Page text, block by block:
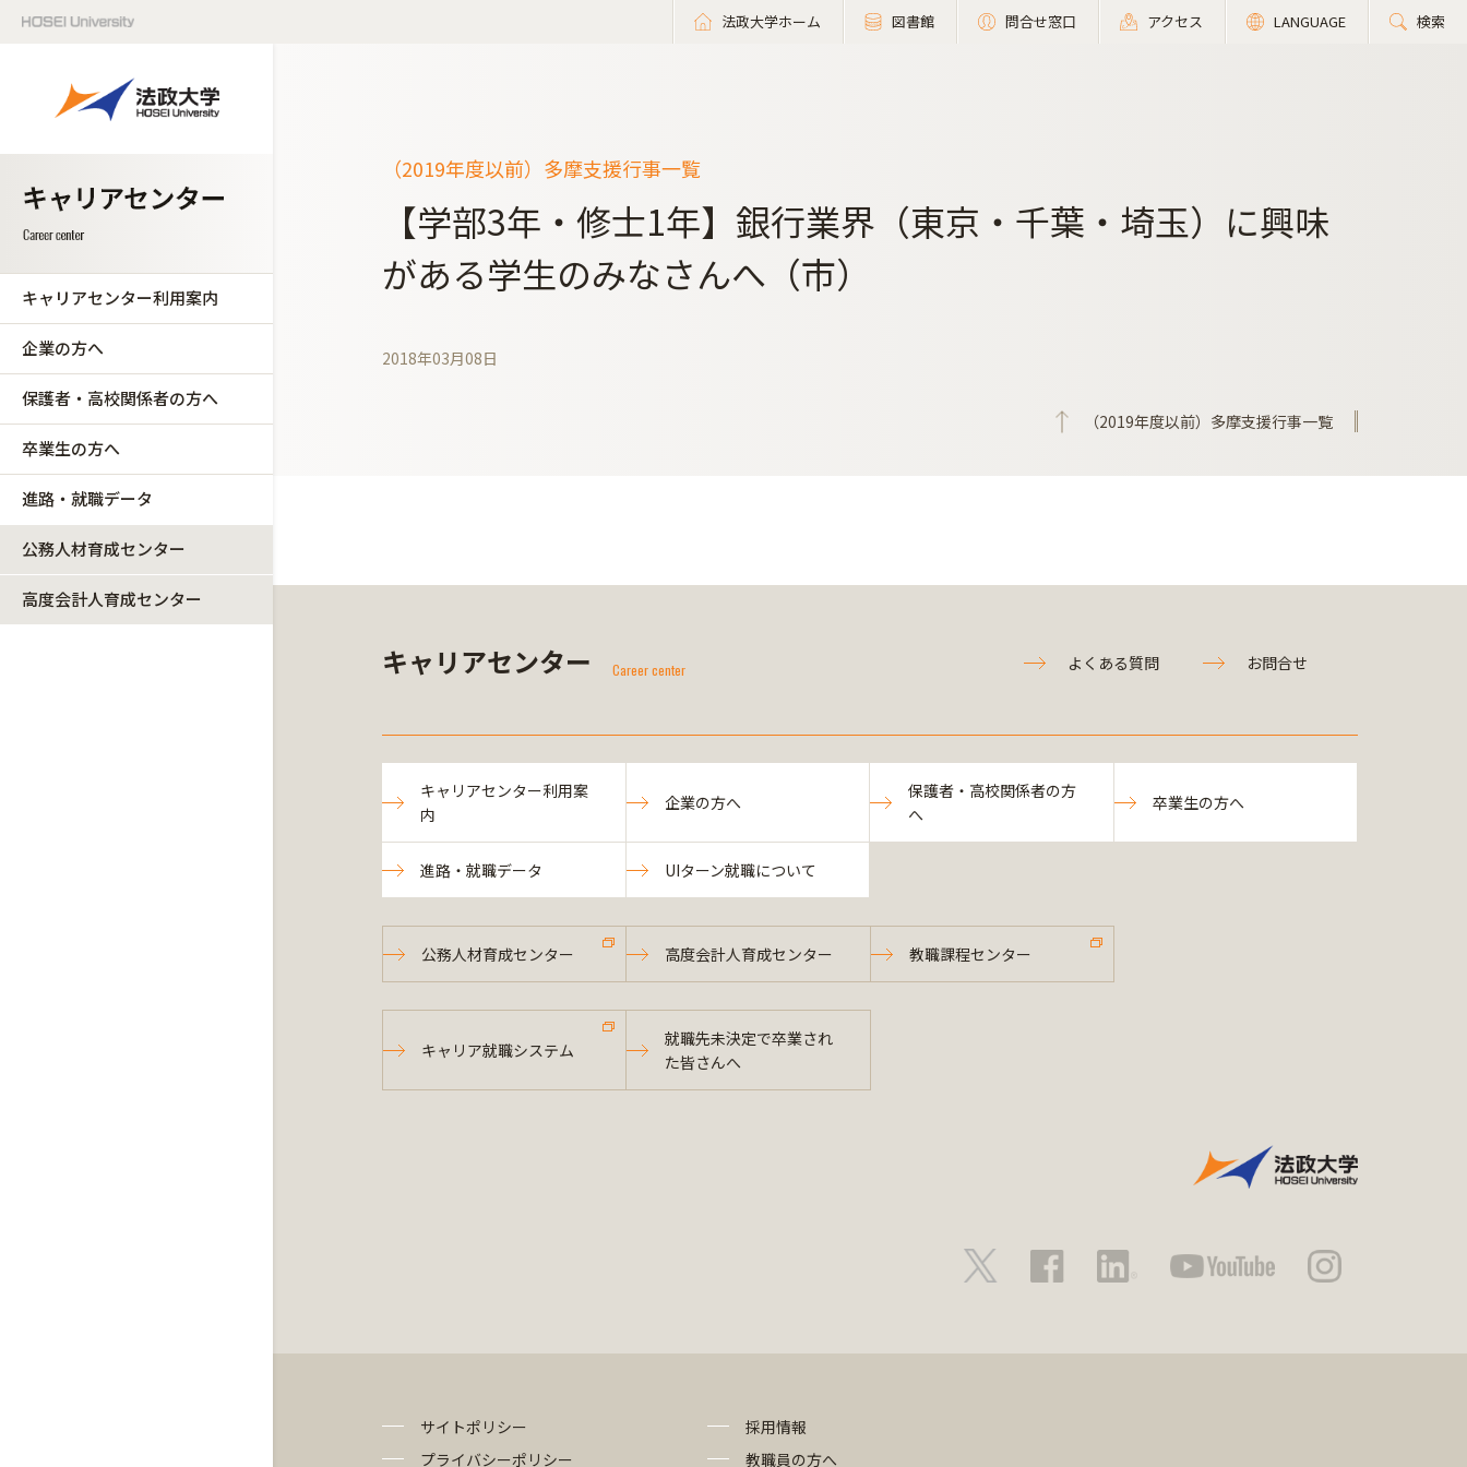
法政大学ホーム 図書館 問合せ窓口 アクセス LANGUAGE 検索
キャリアセンター利用案内
企業の方へ
保護者・高校関係者の方へ
卒業生の方へ
進路・就職データ
公務人材育成センター
高度会計人育成センター
（2019年度以前）多摩支援行事一覧
【学部3年・修士1年】銀行業界（東京・千葉・埼玉）に興味
がある学生のみなさんへ（市）
2018年03月08日
（2019年度以前）多摩支援行事一覧
キャリアセンター Career center よくある質問 お問合せ
キャリアセンター利用案
内
企業の方へ
保護者・高校関係者の方
へ
卒業生の方へ
進路・就職データ UIターン就職について
公務人材育成センター 高度会計人育成センター 教職課程センター
キャリア就職システム
就職先未決定で卒業され
た皆さんへ
サイトポリシー
プライバシーポリシー
採用情報
教職員の方へ